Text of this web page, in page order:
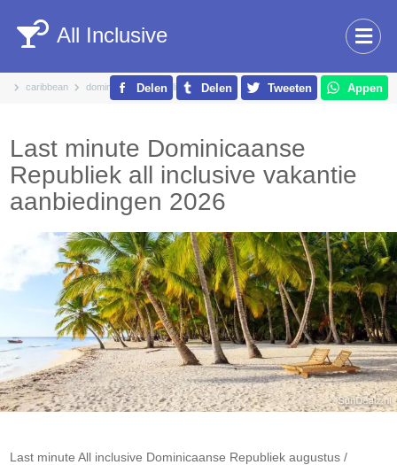
caribbean dominicaanse republiek
All Inclusive
Last minute Dominicaanse
Republiek all inclusive vakantie
aanbiedingen 2026
Delen Delen Tweeten Appen
Last minute All inclusive Dominicaanse Republiek augustus /